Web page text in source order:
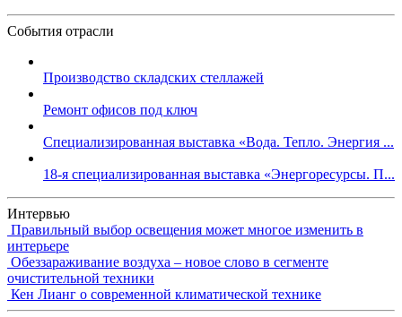
События отрасли
Производство складских стеллажей
Ремонт офисов под ключ
Специализированная выставка «Вода. Тепло. Энергия ...
18-я специализированная выставка «Энергоресурсы. П...
Интервью
Правильный выбор освещения может многое изменить в
интерьере
Обеззараживание воздуха – новое слово в сегменте
очистительной техники
Кен Лианг о современной климатической технике